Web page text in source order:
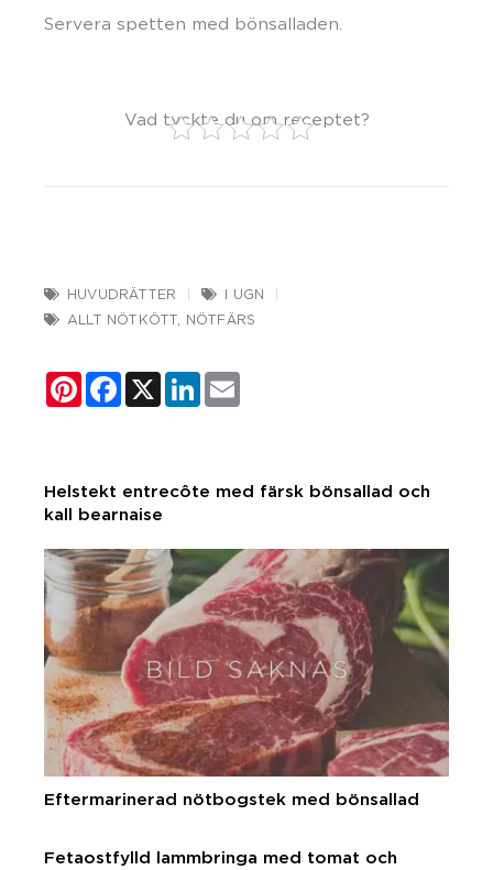
Servera spetten med bönsalladen.
Vad tyckte du om receptet?
HUVUDRÄTTER
I UGN
ALLT NÖTKÖTT
NÖTFÄRS
PinterestFacebook
X LinkedIn
Helstekt entrecôte med färsk bönsallad och
kall bearnaise
Eftermarinerad nötbogstek med bönsallad
Fetaostfylld lammbringa med tomat och